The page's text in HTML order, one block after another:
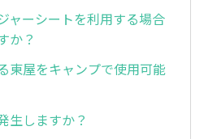
ャーシートを利用する場合
か？
東屋をキャンプで使用可能
生しますか？